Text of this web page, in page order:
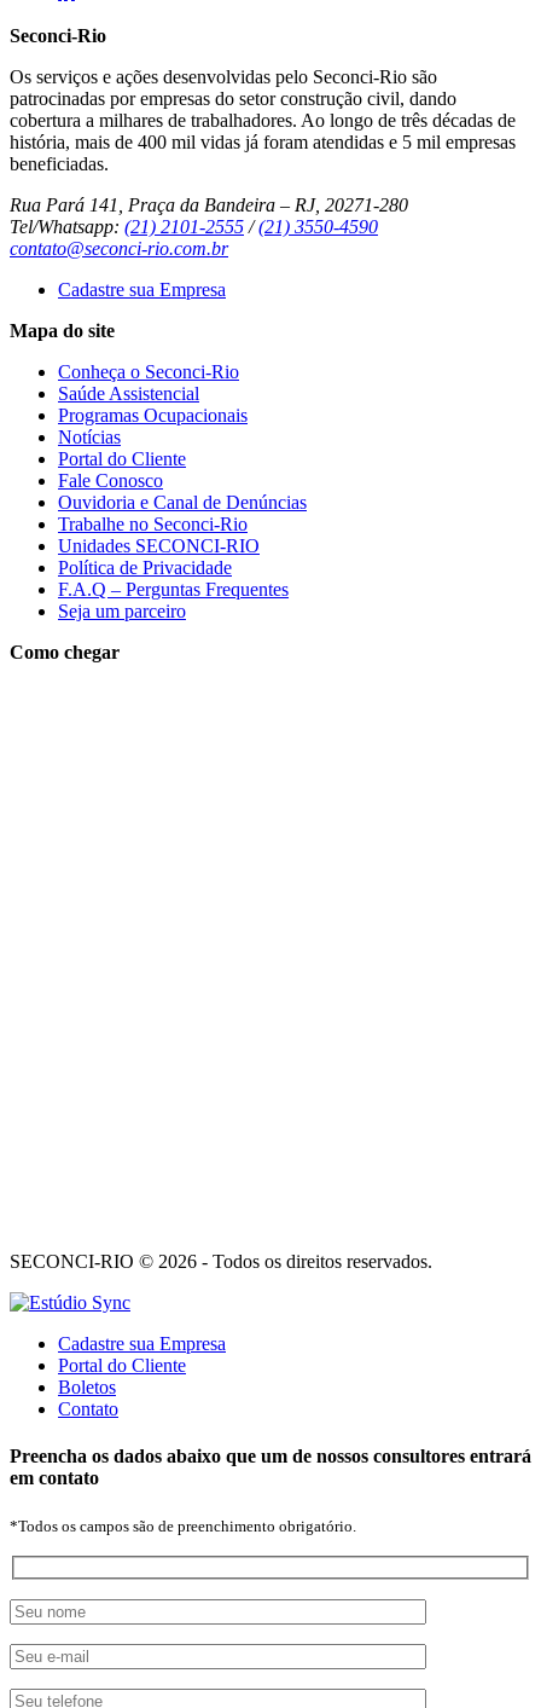
Seconci-Rio
Os serviços e ações desenvolvidas pelo Seconci-Rio são
patrocinadas por empresas do setor construção civil, dando
cobertura a milhares de trabalhadores. Ao longo de três décadas de
história, mais de 400 mil vidas já foram atendidas e 5 mil empresas
beneficiadas.
Rua Pará 141, Praça da Bandeira – RJ, 20271-280
Tel/Whatsapp: (21) 2101-2555 /(21) 3550-4590
contato@seconci-rio.com.br
Cadastre sua Empresa
Mapa do site
Conheça o Seconci-Rio
Saúde Assistencial
Programas Ocupacionais
Notícias
Portal do Cliente
Fale Conosco
Ouvidoria e Canal de Denúncias
Trabalhe no Seconci-Rio
Unidades SECONCI-RIO
Política de Privacidade
F.A.Q – Perguntas Frequentes
Seja um parceiro
Como chegar
SECONCI-RIO © 2026 - Todos os direitos reservados.
Cadastre sua Empresa
Portal do Cliente
Boletos
Contato
Preencha os dados abaixo que um de nossos consultores entrará
em contato
*Todos os campos são de preenchimento obrigatório.